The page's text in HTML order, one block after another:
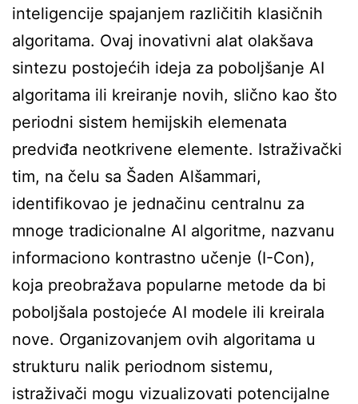
inteligencije spajanjem različitih klasičnih
algoritama. Ovaj inovativni alat olakšava
sintezu postojećih ideja za poboljšanje AI
algoritama ili kreiranje novih, slično kao što
periodni sistem hemijskih elemenata
predviđa neotkrivene elemente. Istraživački
tim, na čelu sa Šaden Alšammari,
identifikovao je jednačinu centralnu za
mnoge tradicionalne AI algoritme, nazvanu
informaciono kontrastno učenje (I-Con),
koja preobražava popularne metode da bi
poboljšala postojeće AI modele ili kreirala
nove. Organizovanjem ovih algoritama u
strukturu nalik periodnom sistemu,
istraživači mogu vizualizovati potencijalne